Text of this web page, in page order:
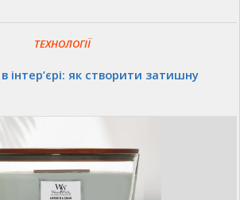
ТЕХНОЛОГІЇ
інтер’єрі: як створити затишну